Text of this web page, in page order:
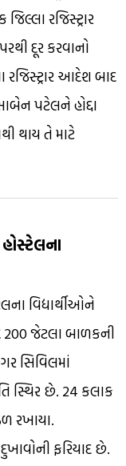
રજિસ્ટ્રાર
દૂર કરવાનો
આદેશ બાદ
પટેલને હોદ્દા
થાય તે માટે
વિદ્યાર્થીઓને
જેટલા બાળકની
સિવિલમાં
સ્થિર છે. 24 કલાક
રખાયા.
ફરિયાદ છે.